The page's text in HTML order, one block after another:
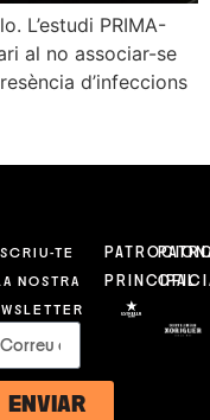
L’estudi PRIMA-
al no associar-se
d’infeccions
TE
NOSTRA
ENVIAR
PRINCIPAL